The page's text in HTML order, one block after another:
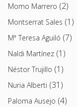
Momo Marrero (2)
Montserrat Sales (1)
Mª Teresa Aguiló (7)
Naldi Martínez (1)
Néstor Trujillo (1)
Nuria Alberti (31)
Paloma Ausejo (4)